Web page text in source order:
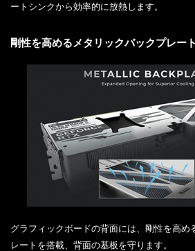
ートシンクから効率的に放熱します。
剛性を高めるメタリックバックプレー
グラフィックボードの背面には、剛性を高め
レートを搭載、背面の基板を守ります。